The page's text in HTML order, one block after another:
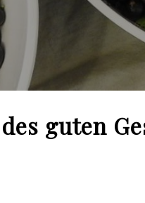
guten